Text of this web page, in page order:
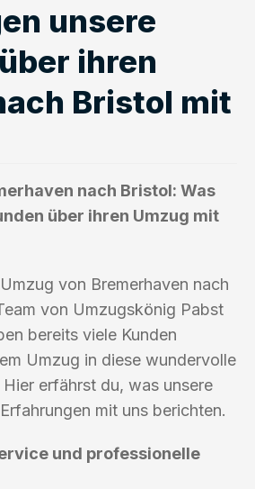
unsere
ihren
Bristol mit
nach Bristol: Was
über ihren Umzug mit
von Bremerhaven nach
von Umzugskönig Pabst
bereits viele Kunden
Umzug in diese wundervolle
erfährst du, was unsere
mit uns berichten.
und professionelle